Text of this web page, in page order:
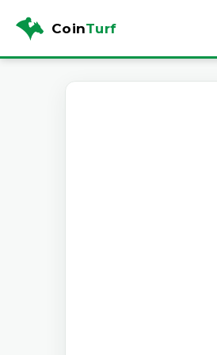
CoinTurf